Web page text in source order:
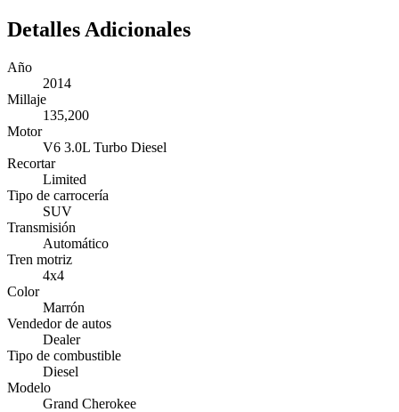
Detalles Adicionales
Año
2014
Millaje
135,200
Motor
V6 3.0L Turbo Diesel
Recortar
Limited
Tipo de carrocería
SUV
Transmisión
Automático
Tren motriz
4x4
Color
Marrón
Vendedor de autos
Dealer
Tipo de combustible
Diesel
Modelo
Grand Cherokee